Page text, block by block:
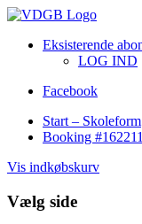
Eksisterende
LOG IND
Facebook
Start – Skoleform
Booking
Vis indkøbskurv
Vælg side